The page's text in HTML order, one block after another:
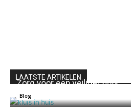
LAATSTE ARTIKELEN
Zorg voor een veiliger huis
Blog